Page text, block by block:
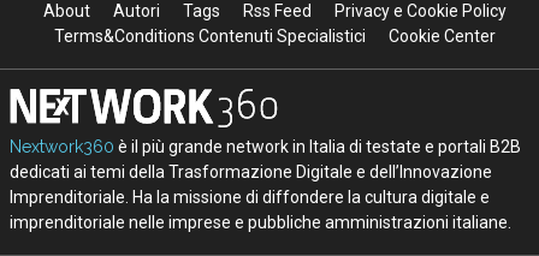
About Autori Tags Rss Feed
Privacy e Cookie Policy
Terms&Conditions Contenuti Specialistici
Cookie Center
Nextwork360 è il più grande network in Italia di testate e portali B2B
dedicati ai temi della Trasformazione Digitale e dell’Innovazione
Imprenditoriale. Ha la missione di diffondere la cultura digitale e
imprenditoriale nelle imprese e pubbliche amministrazioni italiane.